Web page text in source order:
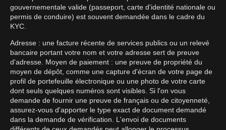
gouvernementale valide (passeport, carte d'identité nationale ou
permis de conduire) est souvent demandée dans le cadre du
KYC.
Adresse : une facture récente de services publics ou un relevé
bancaire portant votre nom et votre adresse sert de preuve
d'adresse. Moyen de paiement : une preuve de propriété du
moyen de dépôt, comme une capture d'écran de votre page de
profil de portefeuille électronique ou une photo de votre carte
dont seuls quelques numéros sont visibles. Si l'on vous
demande de fournir une preuve de français ou de citoyenneté,
assurez-vous d'apporter le type exact de document demandé
dans la demande de vérification. L'envoi de documents